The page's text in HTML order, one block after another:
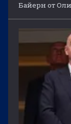
Байерн от